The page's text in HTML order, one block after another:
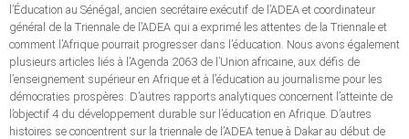
l’Éducation au Sénégal, ancien secrétaire exécutif de l’ADEA et coordinateur
général de la Triennale de l’ADEA qui a exprimé les attentes de la Triennale et
comment l’Afrique pourrait progresser dans l’éducation. Nous avons également
plusieurs articles liés à l’Agenda 2063 de l’Union africaine, aux défis de
l’enseignement supérieur en Afrique et à l’éducation au journalisme pour les
démocraties prospères. D’autres rapports analytiques concernent l’atteinte de
l’objectif 4 du développement durable sur l’éducation en Afrique. D’autres
histoires se concentrent sur la triennale de l’ADEA tenue à Dakar au début de